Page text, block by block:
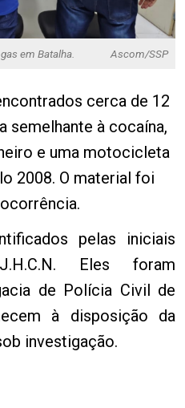
em Batalha. Ascom/SSP
cerca de 12
semelhante à cocaína,
e uma motocicleta
2008. O material foi
pelas iniciais
Eles foram
de Polícia Civil de
à disposição da
investigação.